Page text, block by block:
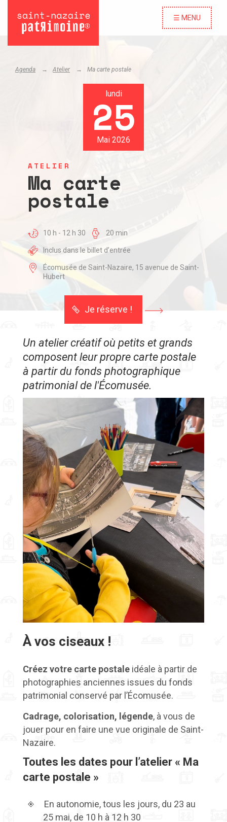
☰ MENU
Agenda Atelier Ma carte postale
lundi
25
Mai 2026
ATELIER
Ma carte
postale
10 h - 12 h 30 20 min
Inclus dans le billet d’entrée
Écomusée de Saint-Nazaire, 15 avenue de Saint-
Hubert
Je réserve !
Un atelier créatif où petits et grands
composent leur propre carte postale
à partir du fonds photographique
patrimonial de l'Écomusée.
À vos ciseaux !
Créez votre carte postale idéale à partir de
photographies anciennes issues du fonds
patrimonial conservé par l’Écomusée.
Cadrage, colorisation, légende, à vous de
jouer pour en faire une vue originale de Saint-
Nazaire.
Toutes les dates pour l’atelier « Ma
carte postale »
En autonomie, tous les jours, du 23 au
25 mai, de 10 h à 12 h 30